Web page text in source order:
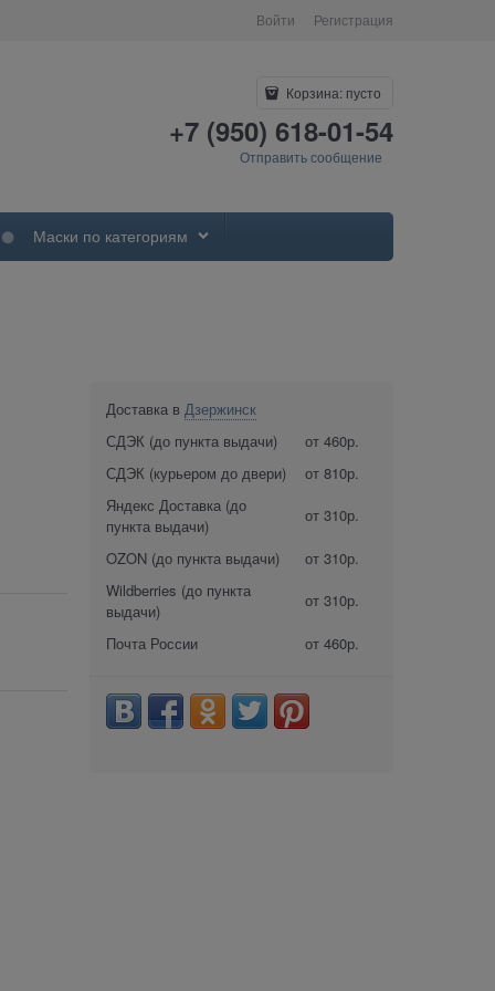
Войти Регистрация
Корзина: пусто
+7 (950) 618-01-54
Отправить сообщение
Маски по категориям
Доставка в Дзержинск
СДЭК (до пункта выдачи)
от 460р.
СДЭК (курьером до двери)
от 810р.
Яндекс Доставка (до
пункта выдачи)
от 310р.
OZON (до пункта выдачи)
от 310р.
Wildberries (до пункта
выдачи)
от 310р.
Почта России от 460р.